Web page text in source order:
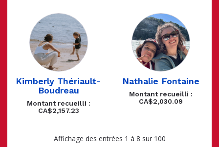
Kimberly Thériault-
Boudreau
Montant recueilli :
CA$2,157.23
Nathalie Fontaine
Montant recueilli :
CA$2,030.09
Affichage des entrées 1 à 8 sur 100